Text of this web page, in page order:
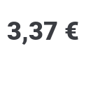
3,37 €